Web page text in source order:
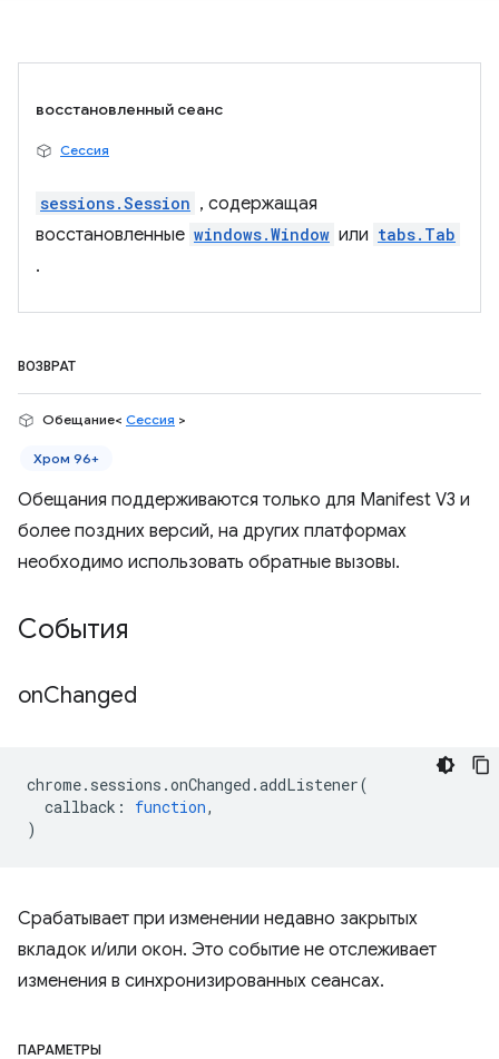
восстановленный сеанс
Сессия
sessions.Session , содержащая
восстановленные windows.Window или tabs.Tab
.
ВОЗВРАТ
Обещание< Сессия >
Хром 96+
Обещания поддерживаются только для Manifest V3 и
более поздних версий, на других платформах
необходимо использовать обратные вызовы.
События
onChanged
chrome. sessions .onChanged .addListener(
callback : function,
)
Срабатывает при изменении недавно закрытых
вкладок и/или окон. Это событие не отслеживает
изменения в синхронизированных сеансах.
ПАРАМЕТРЫ